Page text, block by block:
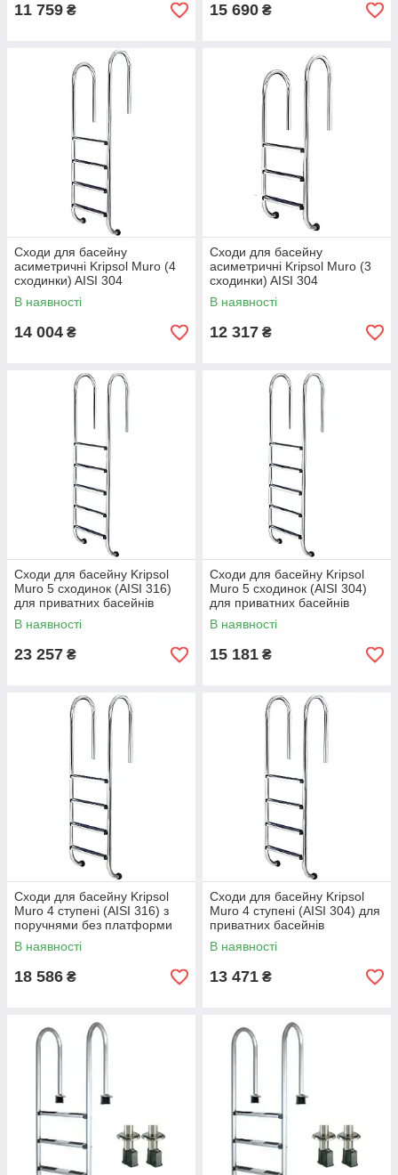
11 759 ₴ 15 690 ₴
Сходи для басейну
асиметричні Kripsol Muro (4
сходинки) AISI 304
В наявності
14 004 ₴
Сходи для басейну
асиметричні Kripsol Muro (3
сходинки) AISI 304
В наявності
12 317 ₴
Сходи для басейну Kripsol
Muro 5 сходинок (AISI 316)
для приватних басейнів
В наявності
23 257 ₴
Сходи для басейну Kripsol
Muro 5 сходинок (AISI 304)
для приватних басейнів
В наявності
15 181 ₴
Сходи для басейну Kripsol
Muro 4 ступені (AISI 316) з
поручнями без платформи
В наявності
18 586 ₴
Сходи для басейну Kripsol
Muro 4 ступені (AISI 304) для
приватних басейнів
В наявності
13 471 ₴